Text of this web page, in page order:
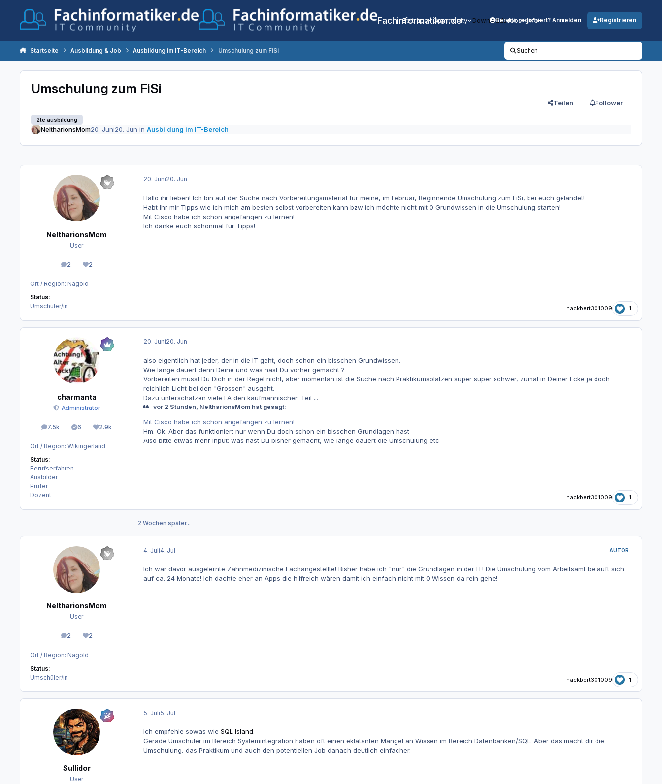
Fachinformatiker.de
Beiträge Community DownloadsJobs Info
Bereits registriert? Anmelden Registrieren
Startseite Ausbildung & Job Ausbildung im IT-Bereich Umschulung zum FiSi Suchen
Umschulung zum FiSi
2te ausbildung
Teilen Follower
NeltharionsMom20. Juni20. Jun in Ausbildung im IT-Bereich
NeltharionsMom
User
2
Beiträge2
Reputation
Ort / Region: Nagold
Status:
Umschüler/in
20. Juni20. Jun
Hallo ihr lieben! Ich bin auf der Suche nach Vorbereitungsmaterial für meine, im Februar, Beginnende Umschulung zum FiSi, bei euch gelandet!
Habt Ihr mir Tipps wie ich mich am besten selbst vorbereiten kann bzw ich möchte nicht mit 0 Grundwissen in die Umschulung starten!
Mit Cisco habe ich schon angefangen zu lernen!
Ich danke euch schonmal für Tipps!
hackbert301009 1
charmanta
Administrator
7.5k
Beiträge 6
Lösungen2.9k
Reputation
Ort / Region: Wikingerland
Status:
Berufserfahren
Ausbilder
Prüfer
Dozent
20. Juni20. Jun
also eigentlich hat jeder, der in die IT geht, doch schon ein bisschen Grundwissen.
Wie lange dauert denn Deine und was hast Du vorher gemacht ?
Vorbereiten musst Du Dich in der Regel nicht, aber momentan ist die Suche nach Praktikumsplätzen super super schwer, zumal in Deiner Ecke ja doch
reichlich Licht bei den "Grossen" ausgeht.
Dazu unterschätzen viele FA den kaufmännischen Teil ...
vor 2 Stunden, NeltharionsMom hat gesagt:
Mit Cisco habe ich schon angefangen zu lernen!
Hm. Ok. Aber das funktioniert nur wenn Du doch schon ein bisschen Grundlagen hast
Also bitte etwas mehr Input: was hast Du bisher gemacht, wie lange dauert die Umschulung etc
hackbert301009 1
2 Wochen später...
NeltharionsMom
User
2
Beiträge2
Reputation
Ort / Region: Nagold
Status:
Umschüler/in
4. Juli4. Jul AUTOR
Ich war davor ausgelernte Zahnmedizinische Fachangestellte! Bisher habe ich "nur" die Grundlagen in der IT! Die Umschulung vom Arbeitsamt beläuft sich
auf ca. 24 Monate! Ich dachte eher an Apps die hilfreich wären damit ich einfach nicht mit 0 Wissen da rein gehe!
hackbert301009 1
Sullidor
User
5. Juli5. Jul
Ich empfehle sowas wie SQL Island.
Gerade Umschüler im Bereich Systemintegration haben oft einen eklatanten Mangel an Wissen im Bereich Datenbanken/SQL. Aber das macht dir die
Umschulung, das Praktikum und auch den potentiellen Job danach deutlich einfacher.